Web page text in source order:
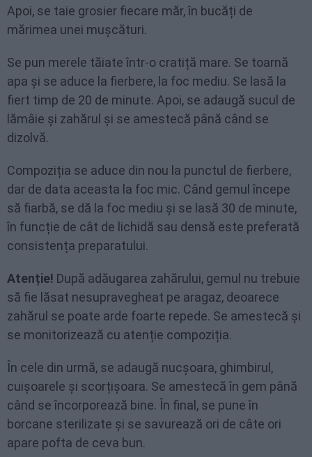
Apoi, se taie grosier fiecare măr, în bucăți de
mărimea unei mușcături.
Se pun merele tăiate într-o cratiță mare. Se toarnă
apa și se aduce la fierbere, la foc mediu. Se lasă la
fiert timp de 20 de minute. Apoi, se adaugă sucul de
lămâie și zahărul și se amestecă până când se
dizolvă.
Compoziția se aduce din nou la punctul de fierbere,
dar de data aceasta la foc mic. Când gemul începe
să fiarbă, se dă la foc mediu și se lasă 30 de minute,
în funcție de cât de lichidă sau densă este preferată
consistența preparatului.
Atenție! După adăugarea zahărului, gemul nu trebuie
să fie lăsat nesupravegheat pe aragaz, deoarece
zahărul se poate arde foarte repede. Se amestecă și
se monitorizează cu atenție compoziția.
În cele din urmă, se adaugă nucșoara, ghimbirul,
cuișoarele și scorțișoara. Se amestecă în gem până
când se încorporează bine. În final, se pune în
borcane sterilizate și se savurează ori de câte ori
apare pofta de ceva bun.